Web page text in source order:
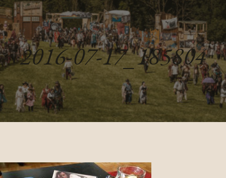
2016-07-17_185804